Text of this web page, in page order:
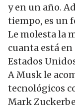
y en un año.
tiempo, es un
Le molesta la
cuanta está
Estados
A Musk le
tecnológicos
Mark